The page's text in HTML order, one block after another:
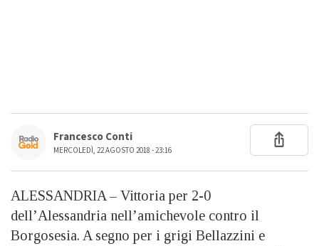
Francesco Conti
MERCOLEDÌ, 22 AGOSTO 2018 - 23:16
ALESSANDRIA – Vittoria per 2-0
dell’Alessandria nell’amichevole contro il
Borgosesia. A segno per i grigi Bellazzini e